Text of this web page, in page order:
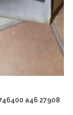
a46 27908